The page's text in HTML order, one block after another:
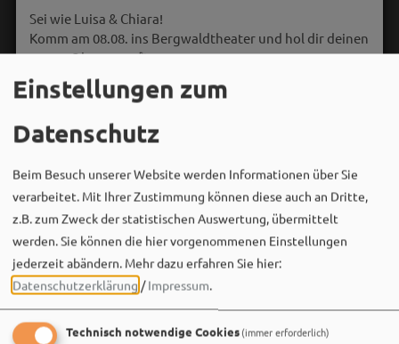
Sei wie Luisa & Chiara!
Komm am 08.08. ins Bergwaldtheater und hol dir deinen
neuen Ohrwurm. 🎤✨
Gute Musik, beste Stimmung und ein Sommerabend,
Einstellungen zum
Datenschutz
Beim Besuch unserer Website werden Informationen über Sie
verarbeitet. Mit Ihrer Zustimmung können diese auch an Dritte,
z.B. zum Zweck der statistischen Auswertung, übermittelt
werden. Sie können die hier vorgenommenen Einstellungen
jederzeit abändern. Mehr dazu erfahren Sie hier:
Datenschutzerklärung /Impressum.
Technisch notwendige Cookies(immer erforderlich)